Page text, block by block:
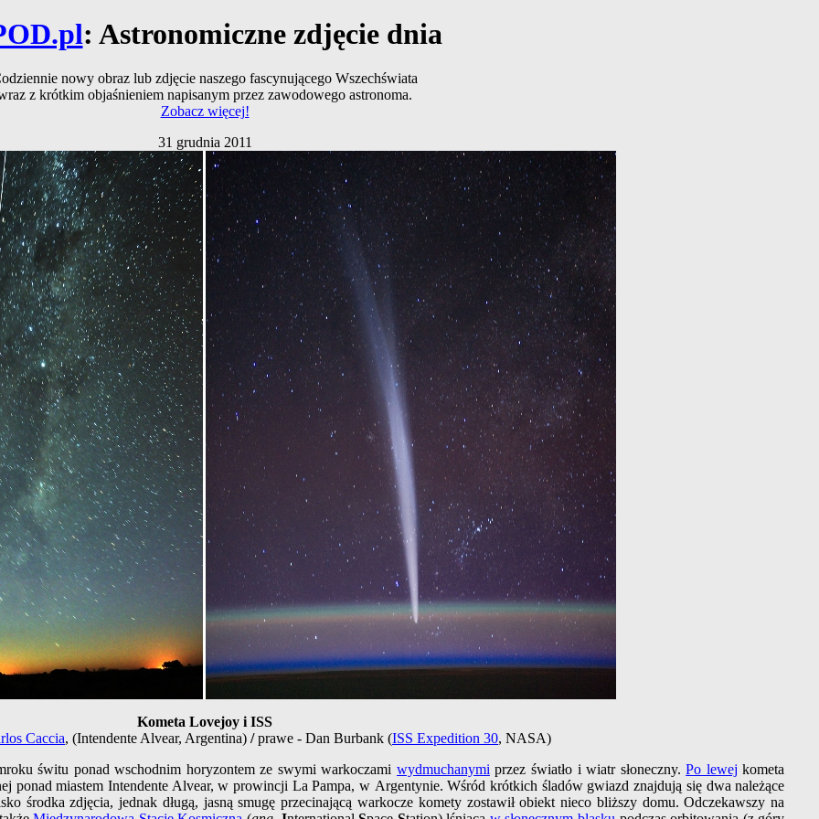
: Astronomiczne zdjęcie dnia
nowy obraz lub zdjęcie naszego fascynującego Wszechświata
z krótkim objaśnieniem napisanym przez zawodowego astronoma.
Zobacz więcej!
31 grudnia 2011
Kometa Lovejoy i ISS
Caccia, (Intendente Alvear, Argentina) /prawe - Dan Burbank (ISS Expedition 30, NASA)
świtu ponad wschodnim horyzontem ze swymi warkoczami wydmuchanymi przez światło i wiatr słoneczny.Po lewej kometa
ponad miastem Intendente Alvear, w prowincji La Pampa, w Argentynie. Wśród krótkich śladów gwiazd znajdują się dwa należące
środka zdjęcia, jednak długą, jasną smugę przecinającą warkocze komety zostawił obiekt nieco bliższy domu. Odczekawszy na